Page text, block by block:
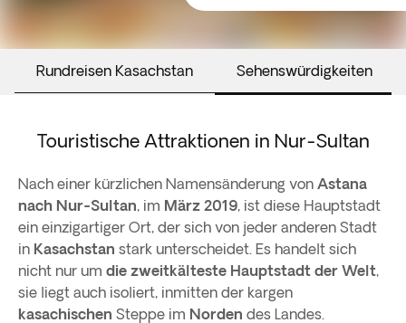
Rundreisen Kasachstan Sehenswürdigkeiten
Touristische Attraktionen in Nur-Sultan
Nach einer kürzlichen Namensänderung von Astana
nach Nur-Sultan, im März 2019, ist diese Hauptstadt
ein einzigartiger Ort, der sich von jeder anderen Stadt
in Kasachstan stark unterscheidet. Es handelt sich
nicht nur um die zweitkälteste Hauptstadt der Welt,
sie liegt auch isoliert, inmitten der kargen
kasachischen Steppe im Norden des Landes.